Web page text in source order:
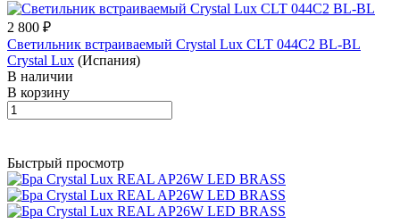
2 800 ₽
Светильник встраиваемый Crystal Lux CLT 044C2 BL-BL
Crystal Lux (Испания)
В наличии
В корзину
Быстрый просмотр